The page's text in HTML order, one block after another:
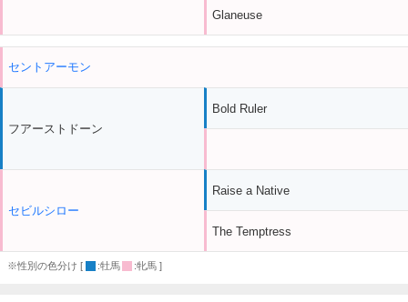
Glaneuse
セントアーモン
フアーストドーン
セビルシロー
Bold Ruler
Raise a Native
The Temptress
※性別の色分け [ :牡馬 :牝馬 ]